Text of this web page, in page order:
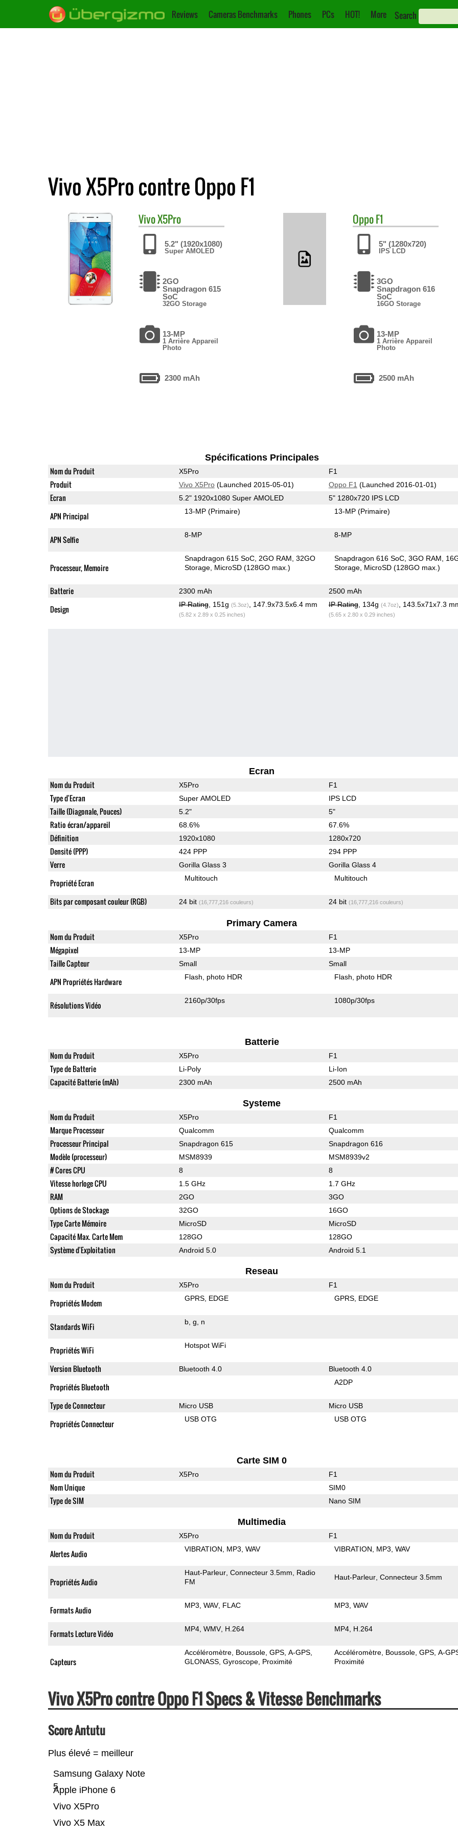
Reviews Cameras Benchmarks Phones PCs HOT! More Search
Vivo X5Pro contre Oppo F1
VivoX5Pro
5.2" (1920x1080)
Super AMOLED
2GO
Snapdragon 615
SoC
32GO Storage
13-MP
1 Arrière Appareil
Photo
2300 mAh
OppoF1
5" (1280x720)
IPS LCD
3GO
Snapdragon 616
SoC
16GO Storage
13-MP
1 Arrière Appareil
Photo
2500 mAh
Spécifications Principales
Nom du Produit X5Pro F1
Produit Vivo X5Pro(Launched 2015-05-01) Oppo F1 (Launched 2016-01-01)
Ecran 5.2" 1920x1080 Super AMOLED 5" 1280x720 IPS LCD
APN Principal 13-MP(Primaire) 13-MP(Primaire)
APN Selfie 8-MP 8-MP
Processeur, Memoire
Snapdragon 615 SoC 2GO RAM 32GO
Storage MicroSD (128GO max.)
Snapdragon 616 SoC 3GO RAM
Storage MicroSD (128GO max.)
Batterie 2300 mAh 2500 mAh
Design IP Rating, 151g (5.3oz) , 147.9x73.5x6.4 mm
(5.82 x 2.89 x 0.25 inches)
IP Rating, 134g (4.7oz) , 143.5x71x7.3
(5.65 x 2.80 x 0.29 inches)
Ecran
Nom du Produit X5Pro F1
Type d'Ecran Super AMOLED IPS LCD
Taille (Diagonale, Pouces) 5.2" 5"
Ratio écran/appareil 68.6% 67.6%
Définition 1920x1080 1280x720
Densité (PPP) 424 PPP 294 PPP
Verre Gorilla Glass 3 Gorilla Glass 4
Propriété Ecran Multitouch Multitouch
Bits par composant couleur (RGB) 24 bit (16,777,216 couleurs) 24 bit (16,777,216 couleurs)
Primary Camera
Nom du Produit X5Pro F1
Mégapixel 13-MP 13-MP
Taille Capteur Small Small
APN Propriétés Hardware Flash photo HDR Flash photo HDR
Résolutions Vidéo 2160p/30fps 1080p/30fps
Batterie
Nom du Produit X5Pro F1
Type de Batterie Li-Poly Li-Ion
Capacité Batterie (mAh) 2300 mAh 2500 mAh
Systeme
Nom du Produit X5Pro F1
Marque Processeur Qualcomm Qualcomm
Processeur Principal Snapdragon 615 Snapdragon 616
Modèle (processeur) MSM8939 MSM8939v2
# Cores CPU 8 8
Vitesse horloge CPU 1.5 GHz 1.7 GHz
RAM 2GO 3GO
Options de Stockage 32GO 16GO
Type Carte Mémoire MicroSD MicroSD
Capacité Max. Carte Mem 128GO 128GO
Système d'Exploitation Android 5.0 Android 5.1
Reseau
Nom du Produit X5Pro F1
Propriétés Modem GPRS EDGE GPRS EDGE
Standards WiFi b g n
Propriétés WiFi Hotspot WiFi
Version Bluetooth Bluetooth 4.0 Bluetooth 4.0
Propriétés Bluetooth A2DP
Type de Connecteur Micro USB Micro USB
Propriétés Connecteur USB OTG USB OTG
Carte SIM 0
Nom du Produit X5Pro F1
Nom Unique SIM0
Type de SIM Nano SIM
Multimedia
Nom du Produit X5Pro F1
Alertes Audio VIBRATION MP3 WAV VIBRATION MP3 WAV
Propriétés Audio
Haut-Parleur Connecteur 3.5mm
Radio
FM
Haut-Parleur Connecteur 3.5mm
Formats Audio MP3 WAV FLAC MP3 WAV
Formats Lecture Vidéo MP4 WMV H.264 MP4 H.264
Capteurs
Accéléromètre Boussole GPS A-GPS
GLONASS Gyroscope Proximité
Accéléromètre Boussole GPS A-
Proximité
Vivo X5Pro contre Oppo F1 Specs & Vitesse Benchmarks
Score Antutu
Plus élevé = meilleur
Vivo X5 Max
Vivo X5Pro
Apple iPhone 6
Samsung Galaxy Note
5